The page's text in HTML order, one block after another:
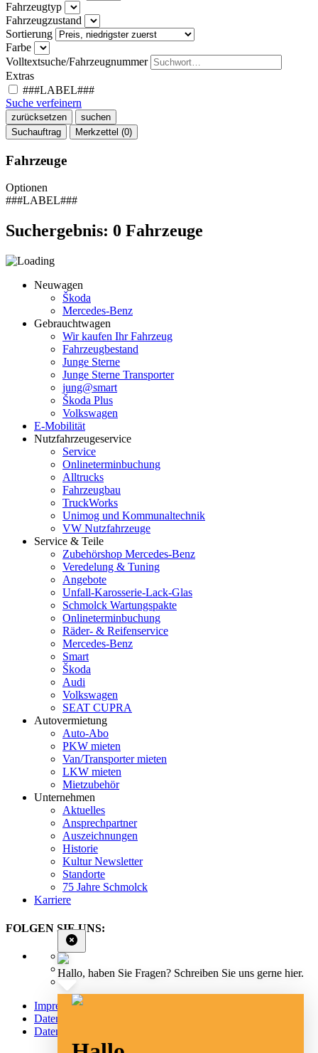
Fahrzeugtyp
Fahrzeugzustand
Sortierung
Farbe
Volltextsuche/Fahrzeugnummer
Extras
###LABEL###
Suche verfeinern
zurücksetzen
suchen
Suchauftrag
Merkzettel (0)
Fahrzeuge
Optionen
###LABEL###
Suchergebnis: 0 Fahrzeuge
Neuwagen
Škoda
Mercedes-Benz
Gebrauchtwagen
Wir kaufen Ihr Fahrzeug
Fahrzeugbestand
Junge Sterne
Junge Sterne Transporter
jung@smart
Škoda Plus
Volkswagen
E-Mobilität
Nutzfahrzeugeservice
Service
Onlineterminbuchung
Alltrucks
Fahrzeugbau
TruckWorks
Unimog und Kommunaltechnik
VW Nutzfahrzeuge
Service & Teile
Zubehörshop Mercedes-Benz
Veredelung & Tuning
Angebote
Unfall-Karosserie-Lack-Glas
Schmolck Wartungspakte
Onlineterminbuchung
Räder- & Reifenservice
Mercedes-Benz
Smart
Škoda
Audi
Volkswagen
SEAT CUPRA
Autovermietung
Auto-Abo
PKW mieten
Van/Transporter mieten
LKW mieten
Mietzubehör
Unternehmen
Aktuelles
Ansprechpartner
Auszeichnungen
Historie
Kultur Newsletter
Standorte
75 Jahre Schmolck
Karriere
FOLGEN SIE UNS:
Impressum
Datenschutz
Datenschutz Social Media
Hallo, haben Sie Fragen? Schreiben Sie uns gerne hier.